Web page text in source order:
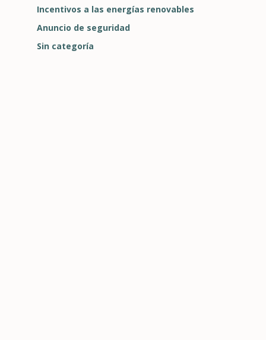
Incentivos a las energías renovables
Anuncio de seguridad
Sin categoría